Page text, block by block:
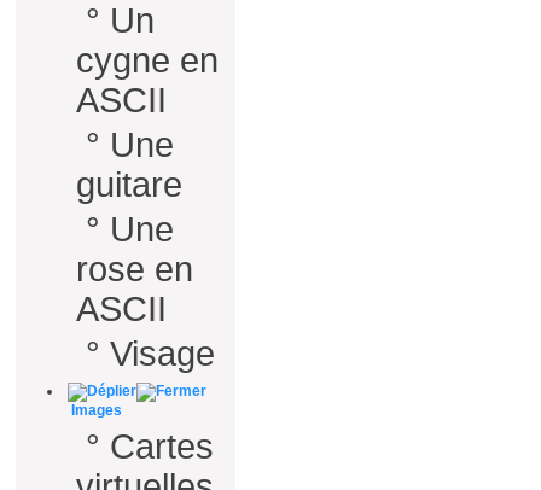
° Un
cygne en
ASCII
° Une
guitare
° Une
rose en
ASCII
° Visage
Images
° Cartes